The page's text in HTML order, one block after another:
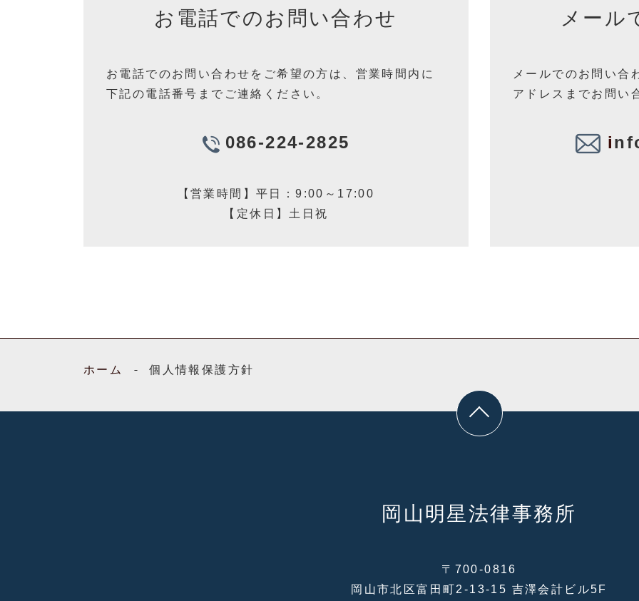
お電話でのお問い合わせ
お電話でのお問い合わせをご希望の方は、営業時間内に
下記の電話番号までご連絡ください。
TEL
086-224-2825
【営業時間】平日：9:00～17:00
【定休日 】土日祝
メール
メールでのお問い合
アドレスまでお問い
i
ホーム 個人情報保護方針
岡山明星法律事務所
〒700-0816
岡山市北区富田町2-13-15 吉澤会計ビル5F